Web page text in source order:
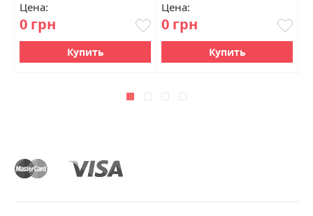
Цена:
0 грн
Купить
Цена:
0 грн
Купить